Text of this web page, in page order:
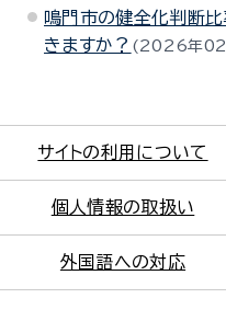
鳴門市の健全化判断
きますか？
2026年02
サイトの利用について
個人情報の取扱い
外国語への対応